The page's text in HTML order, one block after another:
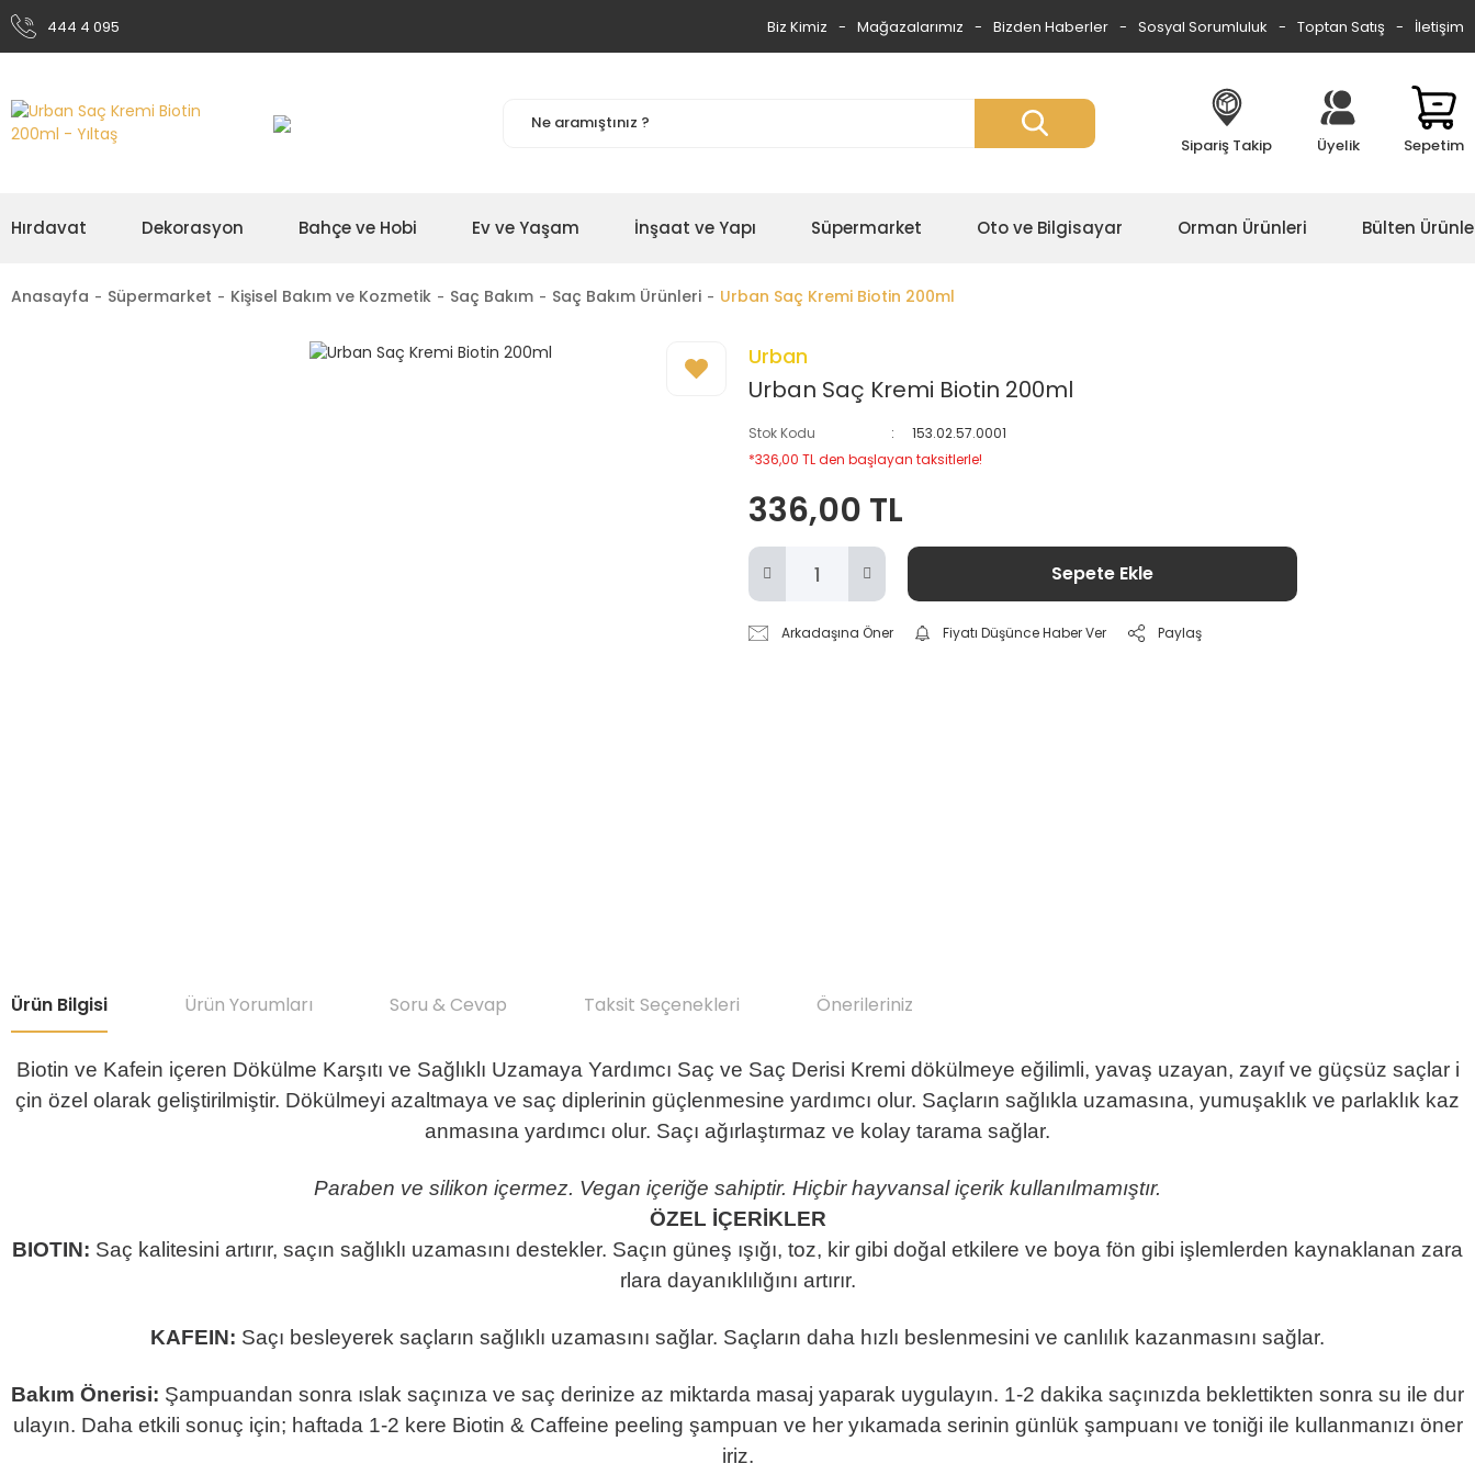
444 4 095 Biz Kimiz Mağazalarımız Bizden Haberler Sosyal Sorumluluk Toptan Satış İletişim
Sipariş Takip Üyelik Sepetim
Hırdavat Dekorasyon Bahçe ve Hobi Ev ve Yaşam İnşaat ve Yapı Süpermarket Oto ve Bilgisayar Orman Ürünleri Bülten
Anasayfa Süpermarket Kişisel Bakım ve Kozmetik Saç Bakım Saç Bakım Ürünleri Urban Saç Kremi Biotin 200ml
Urban
Urban Saç Kremi Biotin 200ml
Stok Kodu
153.02.57.0001
*336,00 TL den başlayan taksitlerle!
336,00 TL
Sepete Ekle
Arkadaşına Öner Fiyatı Düşünce Haber Ver Paylaş
Ürün Bilgisi Ürün Yorumları Soru & Cevap Taksit Seçenekleri Önerileriniz
Biotin ve Kafein içeren Dökülme Karşıtı ve Sağlıklı Uzamaya Yardımcı Saç ve Saç Derisi Kremi dökülmeye eğilimli, yavaş uzayan, zayıf ve güçsüz saçlar i
çin özel olarak geliştirilmiştir. Dökülmeyi azaltmaya ve saç diplerinin güçlenmesine yardımcı olur. Saçların sağlıkla uzamasına, yumuşaklık ve parlaklık kaz
anmasına yardımcı olur. Saçı ağırlaştırmaz ve kolay tarama sağlar.
Paraben ve silikon içermez. Vegan içeriğe sahiptir. Hiçbir hayvansal içerik kullanılmamıştır.
ÖZEL İÇERİKLER
BIOTIN: Saç kalitesini artırır, saçın sağlıklı uzamasını destekler. Saçın güneş ışığı, toz, kir gibi doğal etkilere ve boya fön gibi işlemlerden kaynaklanan zara
rlara dayanıklılığını artırır.
KAFEIN: Saçı besleyerek saçların sağlıklı uzamasını sağlar. Saçların daha hızlı beslenmesini ve canlılık kazanmasını sağlar.
Bakım Önerisi: Şampuandan sonra ıslak saçınıza ve saç derinize az miktarda masaj yaparak uygulayın. 1-2 dakika saçınızda beklettikten sonra su ile dur
ulayın. Daha etkili sonuç için; haftada 1-2 kere Biotin & Caffeine peeling şampuan ve her yıkamada serinin günlük şampuanı ve toniği ile kullanmanızı öner
iriz.